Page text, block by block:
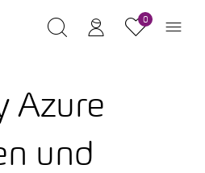
0
Azure
und